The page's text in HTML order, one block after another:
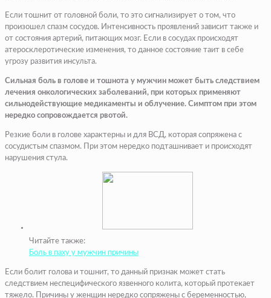
Если тошнит от головной боли, то это сигнализирует о том, что
произошел спазм сосудов. Интенсивность проявлений зависит также и
от состояния артерий, питающих мозг. Если в сосудах происходят
атеросклеротические изменения, то данное состояние таит в себе
угрозу развития инсульта.
Сильная боль в голове и тошнота у мужчин может быть следствием
лечения онкологических заболеваний, при которых применяют
сильнодействующие медикаменты и облучение. Симптом при этом
нередко сопровождается рвотой.
Резкие боли в голове характерны и для ВСД, которая сопряжена с
сосудистым спазмом. При этом нередко подташнивает и происходят
нарушения стула.
Читайте также:
Боль в паху у мужчин причины
Если болит голова и тошнит, то данный признак может стать
следствием неспецифического язвенного колита, который протекает
тяжело. Причины у женщин нередко сопряжены с беременностью,